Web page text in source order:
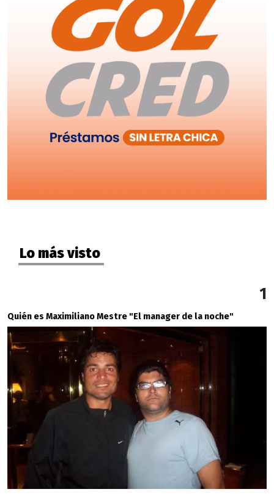
Lo más visto
1
Quién es Maximiliano Mestre "El manager de la noche"